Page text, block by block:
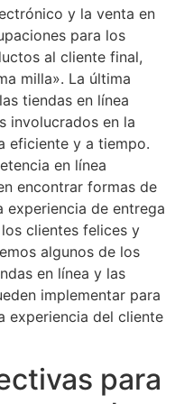
y la venta en
para los
al cliente final,
milla». La última
tiendas en línea
involucrados en la
eficiente y a tiempo.
en línea
encontrar formas de
de entrega
clientes felices y
algunos de los
en línea y las
implementar para
experiencia del cliente
para